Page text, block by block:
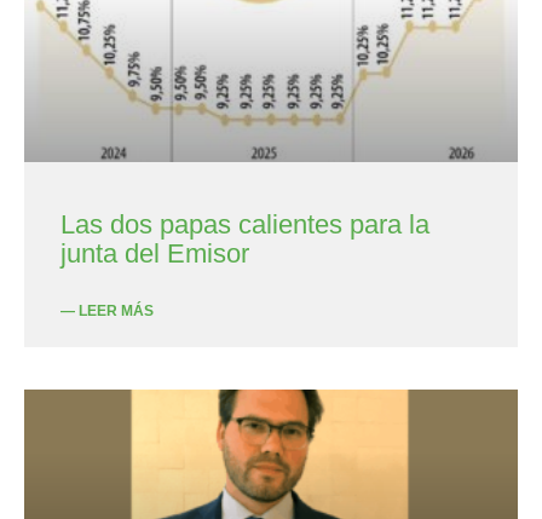
Las dos papas calientes para la
junta del Emisor
— LEER MÁS